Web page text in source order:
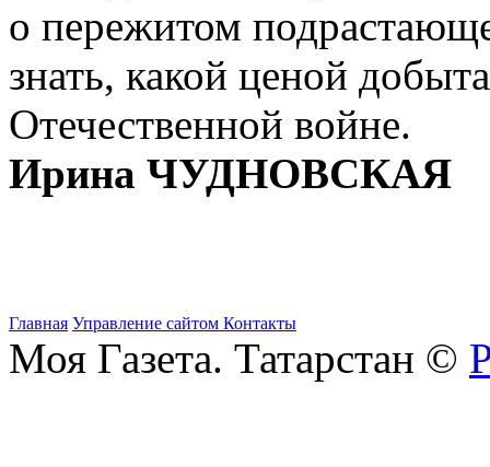
о пережитом
знать, какой ценой
Отечественной войне.
Ирина ЧУДНОВСКАЯ
Главная Управление сайтом Контакты
Моя Газета. Татарстан ©